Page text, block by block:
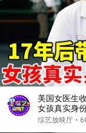
美国女医生
女孩真实身
综艺放映厅 •